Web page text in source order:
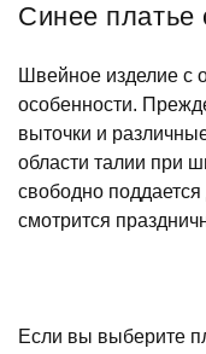
Синее платье
Швейное изделие с
особенности.
выточки и
области талии при
свободно поддается
смотрится
Если вы выберите